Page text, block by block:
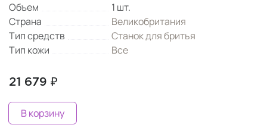
Объем
1 шт.
Страна
Великобритания
Тип средств
Станок для бритья
Тип кожи
Все
21 679 ₽
В корзину